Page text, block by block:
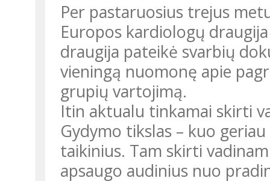
Per pastaruosius trejus
Europos kardiologų
draugija pateikė svarbių
vieningą nuomonę apie
grupių vartojimą.
Itin aktualu tinkamai skirti
Gydymo tikslas – kuo
taikinius. Tam skirti
apsaugo audinius nuo